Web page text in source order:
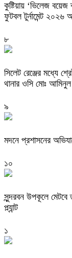
কুষ্টিয়ায় ‘ভিলেজ
ফুটবল টুর্নামেন্ট ২০২৬
৮
সিলেট রেঞ্জের মধ্যে
থানার ওসি মোঃ
৯
মদনে প্রশাসনের
১০
সুন্দরবন উপকূলে মেটবে
প্ল্যান্ট
১